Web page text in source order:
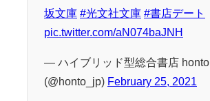
坂文庫 #光文社文庫 #書店デート
pic.twitter.com/aN074baJNH
— ハイブリッド型総合書店 honto
(@honto_jp) February 25, 2021